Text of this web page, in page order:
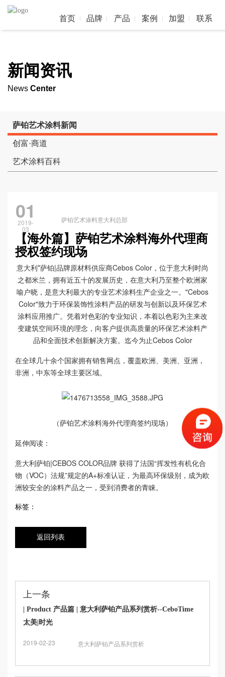
首页 品牌 产品 案例 加盟 联系
新闻资讯
News Center
萨铂艺术涂料新闻
创富·商道
艺术涂料百科
01
2019-
03
萨铂艺术涂料意大利总部
【海外篇】萨铂艺术涂料海外代理商
授权签约现场
意大利*萨铂|品牌原材料供应商Cebos Color，位于意大利时尚
之都米兰，拥有近五十的发展历史，在意大利乃至整个欧洲家
喻户晓，是意大利最大的专业艺术涂料生产企业之一。"Cebos
Color"致力于环保装饰性涂料产品的研发与创新以及环保艺术
涂料应用推广。凭着对色彩的专业知识，本着以色彩为主来改
变建筑空间环境的理念，向客户提供高质量的环保艺术涂料产
品和全面技术创新解决方案。迄今为止Cebos Color
在全球几十余个国家拥有销售网点，覆盖欧洲、美洲、亚洲，
非洲，中东等全球主要区域。
（萨铂艺术涂料海外代理商签约现场）
延伸阅读：
意大利萨铂|CEBOS COLOR品牌 获得了法国“挥发性有机化合
物（VOC）法规”规定的A+标准认证，为最高环保级别，成为欧
洲较安全的涂料产品之一，受到消费者的青睐。
标签：
返回列表
上一条
| Product 产品篇 | 意大利萨铂产品系列赏析--CeboTime
太美|时光
2019-02-23 意大利萨铂产品系列赏析